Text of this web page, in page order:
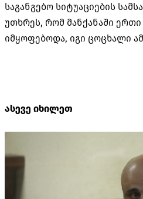
საგანგებო სიტუაციების
უთხრეს, რომ მანქანაში
იმყოფებოდა, იგი ცოცხალი
ასევე იხილეთ